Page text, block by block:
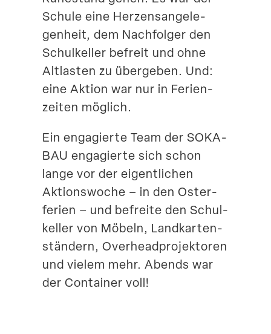
Suche
Schule eine Herzens­an­ge­le­
genheit, dem Nachfolger den
Schul­keller befreit und ohne
Altlasten zu übergeben. Und:
eine Aktion war nur in Ferien­
zeiten möglich.
Ein engagierte Team der SOKA-
BAU engagierte sich schon
lange vor der eigent­lichen
Aktions­woche – in den Oster­
ferien – und befreite den Schul­
keller von Möbeln, Landkar­ten­
ständern, Overhead­pro­jek­toren
und vielem mehr. Abends war
der Container voll!